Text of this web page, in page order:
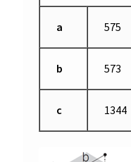
a 575
b 573
c 1344